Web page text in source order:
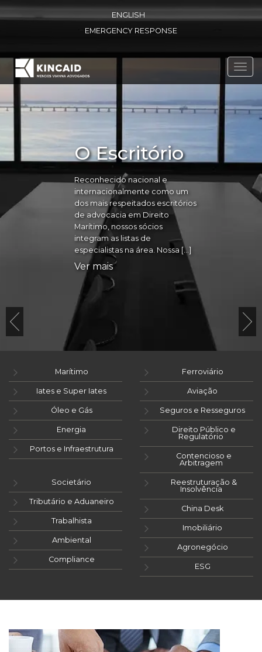
ENGLISH
EMERGENCY RESPONSE
O Escritório
Reconhecido nacional e
internacionalmente como um
dos mais respeitados escritórios
de advocacia em Direito
Marítimo, nossos sócios
integram as listas de
especialistas na área. Nossa […]
Ver mais
Marítimo
Iates e Super Iates
Óleo e Gás
Energia
Portos e Infraestrutura
Ferroviário
Aviação
Seguros e Resseguros
Direito Público e
Regulatório
Contencioso e
Arbitragem
Societário
Tributário e Aduaneiro
Trabalhista
Ambiental
Compliance
Reestruturação &
Insolvência
China Desk
Imobiliário
Agronegócio
ESG